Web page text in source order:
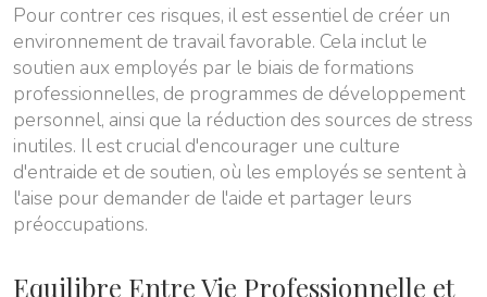
Pour contrer ces risques, il est essentiel de créer un
environnement de travail favorable. Cela inclut le
soutien aux employés par le biais de formations
professionnelles, de programmes de développement
personnel, ainsi que la réduction des sources de stress
inutiles. Il est crucial d'encourager une culture
d'entraide et de soutien, où les employés se sentent à
l'aise pour demander de l'aide et partager leurs
préoccupations.
Equilibre Entre Vie Professionnelle et